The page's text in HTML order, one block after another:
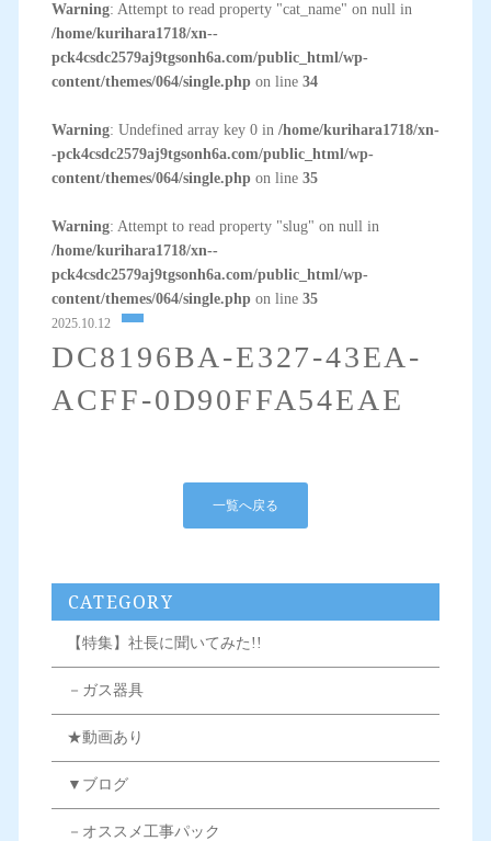
Warning: Attempt to read property "cat_name" on null in
/home/kurihara1718/xn--
pck4csdc2579aj9tgsonh6a.com/public_html/wp-
content/themes/064/single.phpon line 34
Warning: Undefined array key 0 in /home/kurihara1718/xn-
-pck4csdc2579aj9tgsonh6a.com/public_html/wp-
content/themes/064/single.phpon line 35
Warning: Attempt to read property "slug" on null in
/home/kurihara1718/xn--
pck4csdc2579aj9tgsonh6a.com/public_html/wp-
content/themes/064/single.phpon line 35
2025.10.12
DC8196BA-E327-43EA-
ACFF-0D90FFA54EAE
一覧へ戻る
CATEGORY
【特集】社長に聞いてみた!!
－ガス器具
★動画あり
▼ブログ
－オススメ工事パック